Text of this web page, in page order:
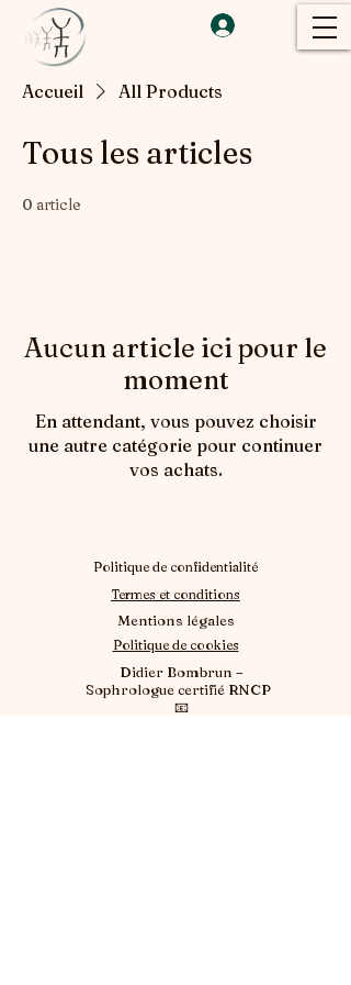
Accueil All Products
Tous les articles
0 article
Aucun article ici pour le
moment
En attendant, vous pouvez choisir
une autre catégorie pour continuer
vos achats.
Politique de confidentialité
Termes et conditions
Mentions légales
Politique de cookies
Didier Bombrun –
Sophrologue certifié RNCP
📧